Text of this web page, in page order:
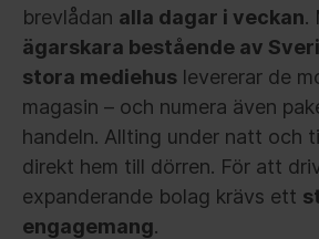
brevlådan alla dagar i veckan.
ägarskara bestående av
stora mediehus levererar de
magasin – och numera även
handeln. Allting under natt och
direkt hem till dörren. För att
expanderande bolag krävs ett
engagemang.